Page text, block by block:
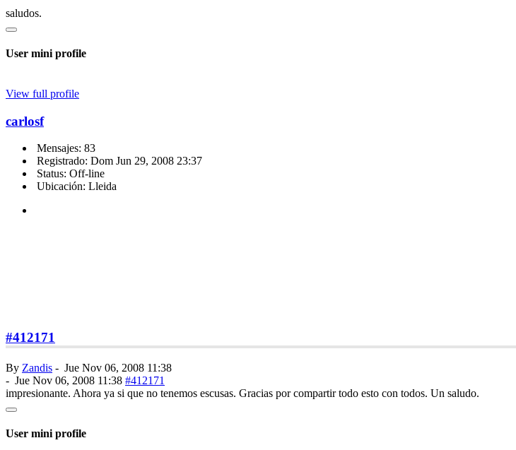
saludos.
User mini profile
View full profile
carlosf
Mensajes: 83
Registrado: Dom Jun 29, 2008 23:37
Status: Off-line
Ubicación: Lleida
#412171
By Zandis - Jue Nov 06, 2008 11:38
- Jue Nov 06, 2008 11:38 #412171
impresionante. Ahora ya si que no tenemos escusas. Gracias por compartir todo esto con todos. Un saludo.
User mini profile